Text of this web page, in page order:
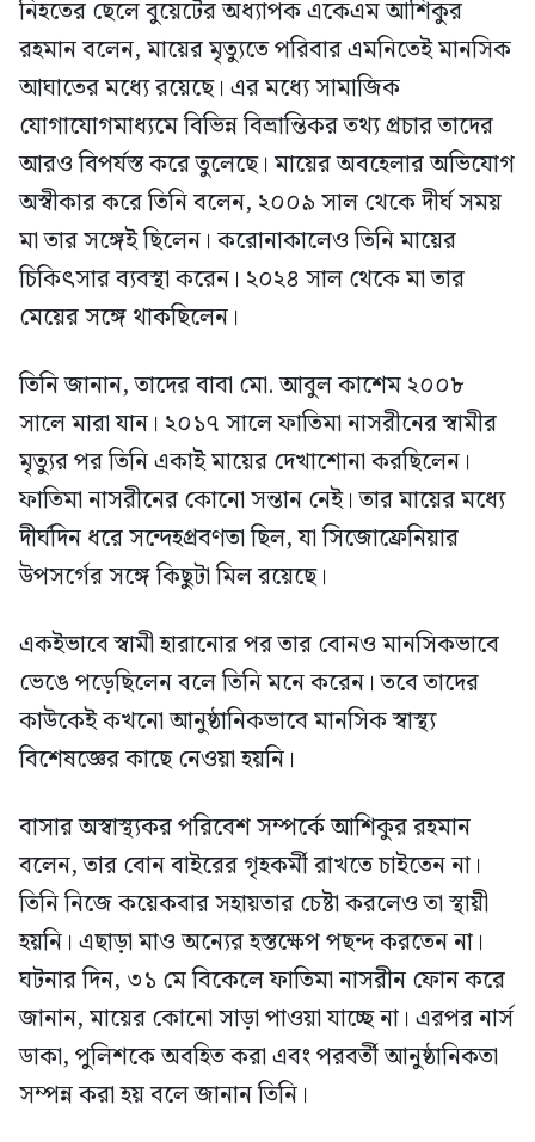
নিহতের ছেলে বুয়েটের অধ্যাপক একেএম আশিকুর
রহমান বলেন, মায়ের মৃত্যুতে পরিবার এমনিতেই মানসিক
আঘাতের মধ্যে রয়েছে। এর মধ্যে সামাজিক
যোগাযোগমাধ্যমে বিভিন্ন বিভ্রান্তিকর তথ্য প্রচার তাদের
আরও বিপর্যস্ত করে তুলেছে। মায়ের অবহেলার অভিযোগ
অস্বীকার করে তিনি বলেন, ২০০৯ সাল থেকে দীর্ঘ সময়
মা তার সঙ্গেই ছিলেন। করোনাকালেও তিনি মায়ের
চিকিৎসার ব্যবস্থা করেন। ২০২৪ সাল থেকে মা তার
মেয়ের সঙ্গে থাকছিলেন।
তিনি জানান, তাদের বাবা মো. আবুল কাশেম ২০০৮
সালে মারা যান। ২০১৭ সালে ফাতিমা নাসরীনের স্বামীর
মৃত্যুর পর তিনি একাই মায়ের দেখাশোনা করছিলেন।
ফাতিমা নাসরীনের কোনো সন্তান নেই। তার মায়ের মধ্যে
দীর্ঘদিন ধরে সন্দেহপ্রবণতা ছিল, যা সিজোফ্রেনিয়ার
উপসর্গের সঙ্গে কিছুটা মিল রয়েছে।
একইভাবে স্বামী হারানোর পর তার বোনও মানসিকভাবে
ভেঙে পড়েছিলেন বলে তিনি মনে করেন। তবে তাদের
কাউকেই কখনো আনুষ্ঠানিকভাবে মানসিক স্বাস্থ্য
বিশেষজ্ঞের কাছে নেওয়া হয়নি।
বাসার অস্বাস্থ্যকর পরিবেশ সম্পর্কে আশিকুর রহমান
বলেন, তার বোন বাইরের গৃহকর্মী রাখতে চাইতেন না।
তিনি নিজে কয়েকবার সহায়তার চেষ্টা করলেও তা স্থায়ী
হয়নি। এছাড়া মাও অন্যের হস্তক্ষেপ পছন্দ করতেন না।
ঘটনার দিন, ৩১ মে বিকেলে ফাতিমা নাসরীন ফোন করে
জানান, মায়ের কোনো সাড়া পাওয়া যাচ্ছে না। এরপর নার্স
ডাকা, পুলিশকে অবহিত করা এবং পরবর্তী আনুষ্ঠানিকতা
সম্পন্ন করা হয় বলে জানান তিনি।